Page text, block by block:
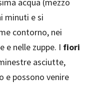
minuti e si
contorno, nei
nelle zuppe. I fiori
asciutte,
e possono venire